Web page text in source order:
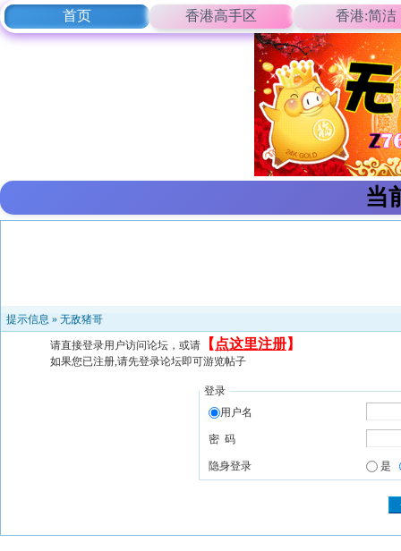
首页 香港高手区 香港:简洁
当
提示信息 » 无敌猪哥
请直接登录用户访问论坛，或请 【 点这里注册】
如果您已注册,请先登录论坛即可游览帖子
登录
用户名
密 码
隐身登录 是